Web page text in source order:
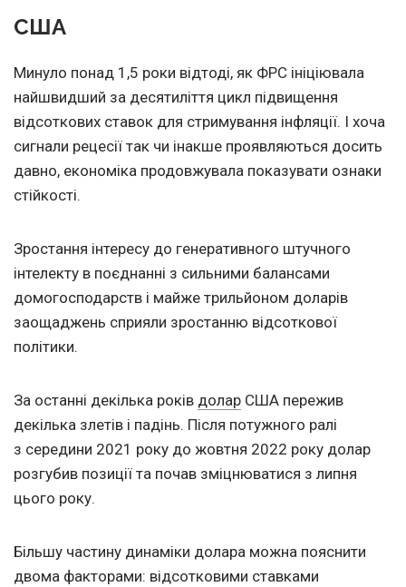
США
Минуло понад 1,5 роки відтоді, як ФРС ініціювала
найшвидший за десятиліття цикл підвищення
відсоткових ставок для стримування інфляції. І хоча
сигнали рецесії так чи інакше проявляються досить
давно, економіка продовжувала показувати ознаки
стійкості.
Зростання інтересу до генеративного штучного
інтелекту в поєднанні з сильними балансами
домогосподарств і майже трильйоном доларів
заощаджень сприяли зростанню відсоткової
політики.
За останні декілька років долар США пережив
декілька злетів і падінь. Після потужного ралі
з середини 2021 року до жовтня 2022 року долар
розгубив позиції та почав зміцнюватися з липня
цього року.
Більшу частину динаміки долара можна пояснити
двома факторами: відсотковими ставками